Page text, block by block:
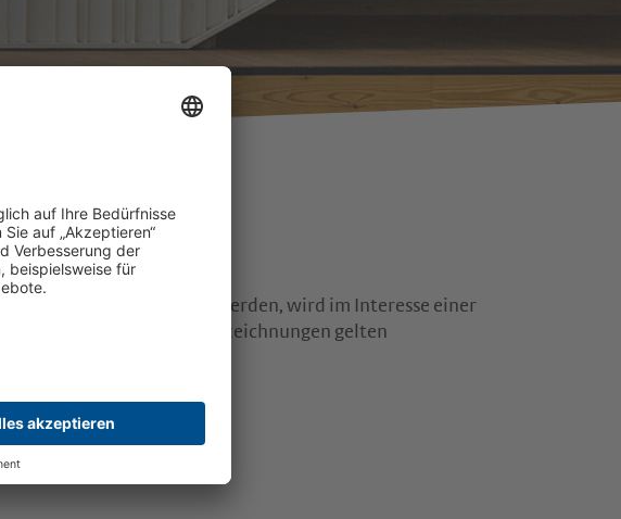
Personen verwendet werden, wird im Interesse einer
Sämtliche Personenbezeichnungen gelten